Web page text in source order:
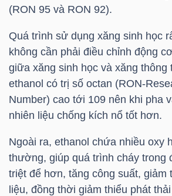
(RON 95 và RON 92).
Quá trình sử dụng xăng sinh học
không cần phải điều chỉnh động
giữa xăng sinh học và xăng thông
ethanol có trị số octan (RON-
Number) cao tới 109 nên khi pha
nhiên liệu chống kích nổ tốt hơn.
Ngoài ra, ethanol chứa nhiều oxy
thường, giúp quá trình cháy trong
triệt để hơn, tăng công suất, giảm
liệu, đồng thời giảm thiểu phát
PHÂN
TÍCH
VIETSTOCKFINANCE
VĨ
MÔ